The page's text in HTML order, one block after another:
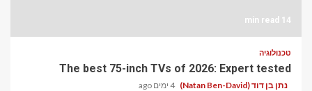
14 min read
טכנולוגיה
The best 75-inch TVs of 2026: Expert tested
נתן בן דוד (Natan Ben-David) 4 ימים ago